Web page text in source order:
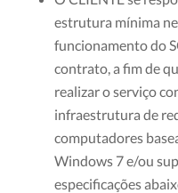
estrutura mínima
funcionamento do
contrato, a fim de
realizar o serviço
infraestrutura de
computadores
Windows 7 e/ou
especificações